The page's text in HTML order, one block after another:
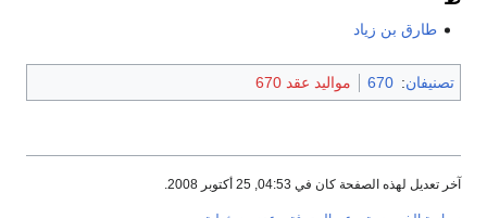
طارق بن زياد
تصنيفان:
670 مواليد عقد 670
آخر تعديل لهذه الصفحة كان في 04:53, 25 أكتوبر 2008.